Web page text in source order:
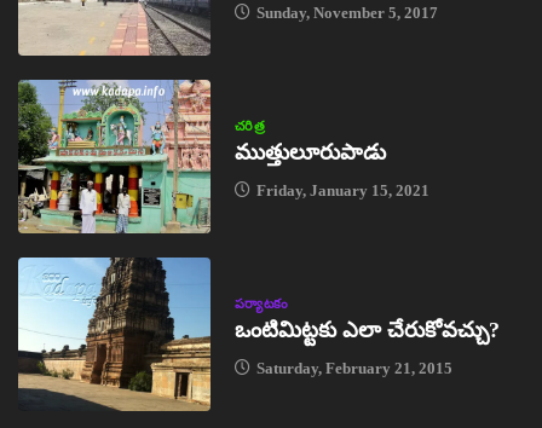
Sunday, November 5, 2017
చరిత్ర
ముత్తులూరుపాడు
Friday, January 15, 2021
పర్యాటకం
ఒంటిమిట్టకు ఎలా చేరుకోవచ్చు?
Saturday, February 21, 2015